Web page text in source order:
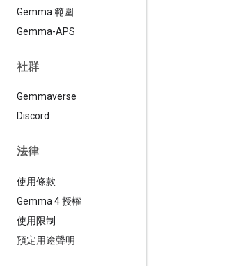
Gemma 範圍
Gemma-APS
社群
Gemmaverse
Discord
法律
使用條款
Gemma 4 授權
使用限制
預定用途聲明